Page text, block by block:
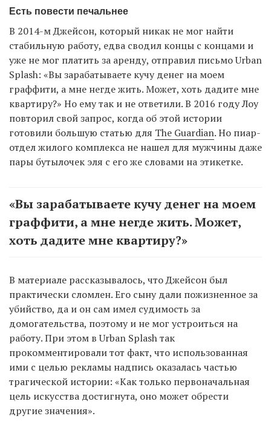
Есть повести печальнее
В 2014-м Джейсон, который никак не мог найти
стабильную работу, едва сводил концы с концами и
уже не мог платить за аренду, отправил письмо Urban
Splash: «Вы зарабатываете кучу денег на моем
граффити, а мне негде жить. Может, хоть дадите мне
квартиру?» Но ему так и не ответили. В 2016 году Лоу
повторил свой запрос, когда об этой истории
готовили большую статью для The Guardian. Но пиар-
отдел жилого комплекса не нашел для мужчины даже
пары бутылочек эля с его же словами на этикетке.
«Вы зарабатываете кучу денег на моем
граффити, а мне негде жить. Может,
хоть дадите мне квартиру?»
В материале рассказывалось, что Джейсон был
практически сломлен. Его сыну дали пожизненное за
убийство, да и он сам имел судимость за
домогательства, поэтому и не мог устроиться на
работу. При этом в Urban Splash так
прокомментировали тот факт, что использованная
ими с целью рекламы надпись оказалась частью
трагической истории: «Как только первоначальная
цель искусства достигнута, оно может обрести
другие значения».